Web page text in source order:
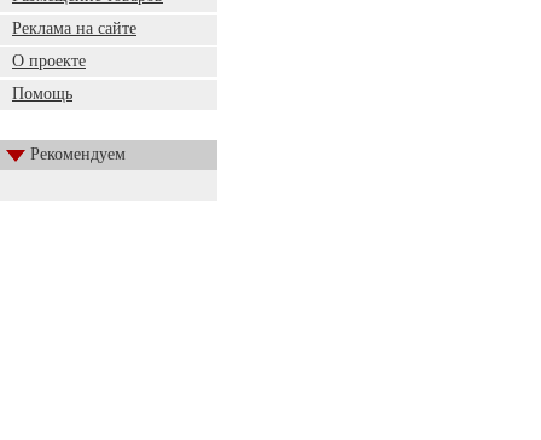
Реклама на сайте
О проекте
Помощь
Рекомендуем